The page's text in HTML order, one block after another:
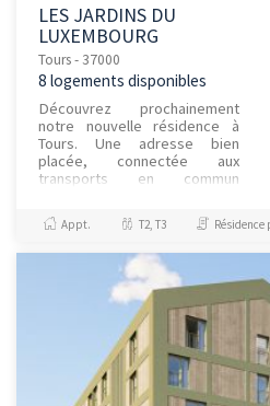
LES JARDINS DU
LUXEMBOURG
Tours - 37000
8 logements disponibles
Découvrez prochainement
notre nouvelle résidence à
Tours. Une adresse bien
placée, connectée aux
transports en commun
proche des commerces de
Tours Nord. Une réside...
Appt. T2, T3 Résidence principale / PTZ, Investissement et